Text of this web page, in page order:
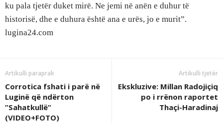
ku pala tjetër duket mirë. Ne jemi në anën e duhur të
historisë, dhe e duhura është ana e urës, jo e murit”.
lugina24.com
Artikulli paraprak
Corrotica fshati i parë në
Luginë që ndërton
”Sahatkullë”
(VIDEO+FOTO)
Artikulli tjetër
Ekskluzive: Millan Radojiçiq
po i rrënon raportet
Thaçi-Haradinaj